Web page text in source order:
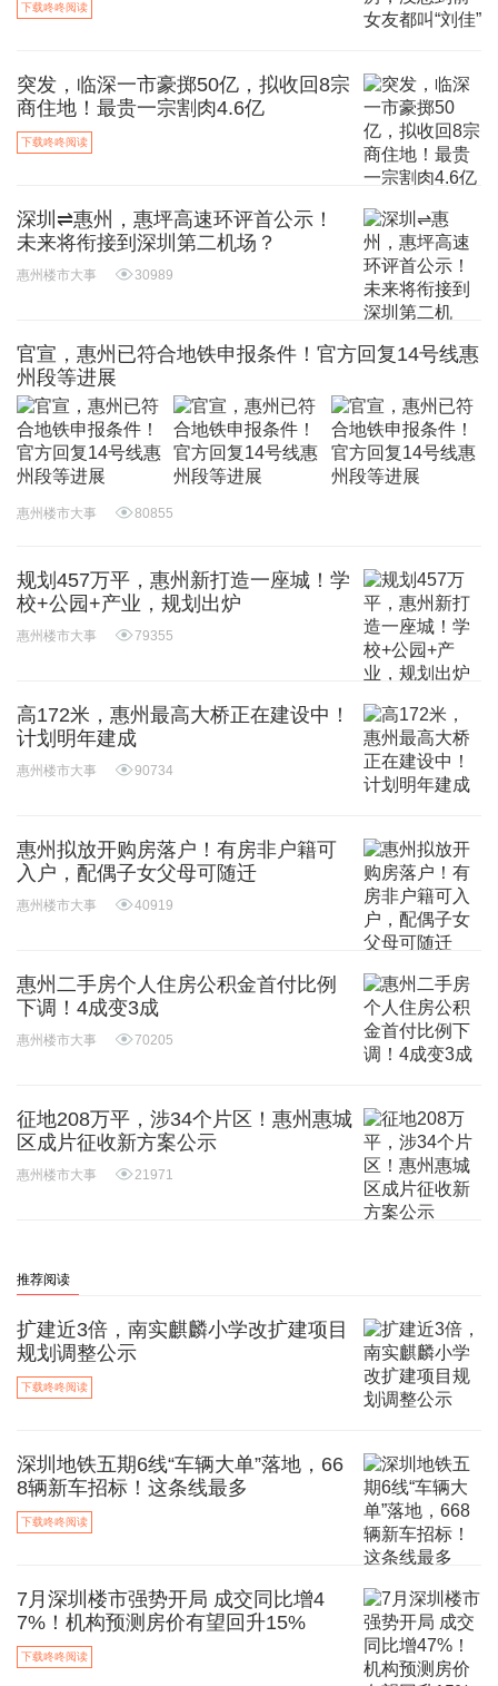
下载咚咚阅读
突发，临深一市豪掷50亿，拟收回8宗
商住地！最贵一宗割肉4.6亿
下载咚咚阅读
深圳⇌惠州，惠坪高速环评首公示！
未来将衔接到深圳第二机场？
惠州楼市大事 30989
官宣，惠州已符合地铁申报条件！官方回复14号线惠
州段等进展
惠州楼市大事 80855
规划457万平，惠州新打造一座城！学
校+公园+产业，规划出炉
惠州楼市大事 79355
高172米，惠州最高大桥正在建设中！
计划明年建成
惠州楼市大事 90734
惠州拟放开购房落户！有房非户籍可
入户，配偶子女父母可随迁
惠州楼市大事 40919
惠州二手房个人住房公积金首付比例
下调！4成变3成
惠州楼市大事 70205
征地208万平，涉34个片区！惠州惠城
区成片征收新方案公示
惠州楼市大事 21971
推荐阅读
扩建近3倍，南实麒麟小学改扩建项目
规划调整公示
下载咚咚阅读
深圳地铁五期6线“车辆大单”落地，66
8辆新车招标！这条线最多
下载咚咚阅读
7月深圳楼市强势开局 成交同比增4
7%！机构预测房价有望回升15%
下载咚咚阅读